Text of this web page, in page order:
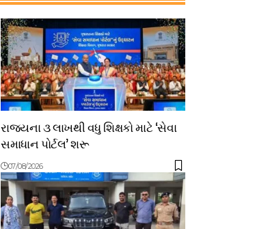
રાજ્યના ૩ લાખથી વધુ શિક્ષકો માટે ‘સેવા
સમાધાન પોર્ટલ’ શરૂ
07/08/2026